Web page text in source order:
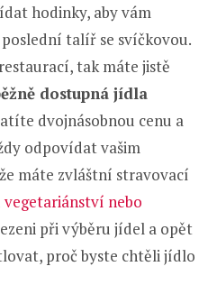
hodinky, aby vám
talíř se svíčkovou.
tak máte jistě
dostupná jídla
dvojnásobnou cenu a
odpovídat vašim
máte zvláštní stravovací
vegetariánství nebo
při výběru jídel a opět
proč byste chtěli jídlo